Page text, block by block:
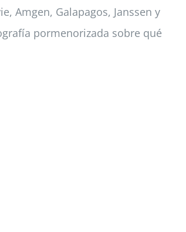
Amgen, Galapagos, Janssen y
pormenorizada sobre qué